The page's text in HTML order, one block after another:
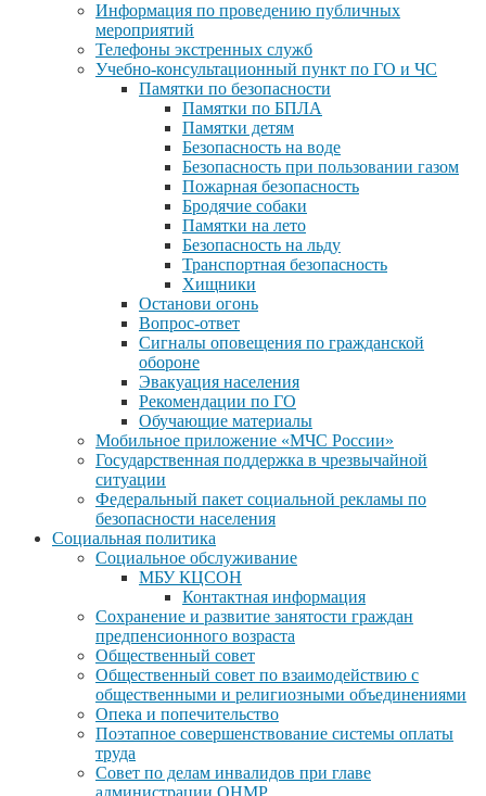
Информация по проведению публичных
мероприятий
Телефоны экстренных служб
Учебно-консультационный пункт по ГО и ЧС
Памятки по безопасности
Памятки по БПЛА
Памятки детям
Безопасность на воде
Безопасность при пользовании газом
Пожарная безопасность
Бродячие собаки
Памятки на лето
Безопасность на льду
Транспортная безопасность
Хищники
Останови огонь
Вопрос-ответ
Сигналы оповещения по гражданской
обороне
Эвакуация населения
Рекомендации по ГО
Обучающие материалы
Мобильное приложение «МЧС России»
Государственная поддержка в чрезвычайной
ситуации
Федеральный пакет социальной рекламы по
безопасности населения
Социальная политика
Социальное обслуживание
МБУ КЦСОН
Контактная информация
Сохранение и развитие занятости граждан
предпенсионного возраста
Общественный совет
Общественный совет по взаимодействию с
общественными и религиозными объединениями
Опека и попечительство
Поэтапное совершенствование системы оплаты
труда
Совет по делам инвалидов при главе